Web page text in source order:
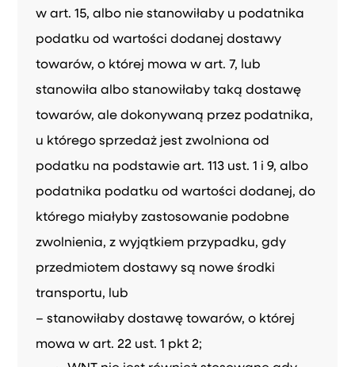
w art. 15, albo nie stanowiłaby u podatnika
podatku od wartości dodanej dostawy
towarów, o której mowa w art. 7, lub
stanowiła albo stanowiłaby taką dostawę
towarów, ale dokonywaną przez podatnika,
u którego sprzedaż jest zwolniona od
podatku na podstawie art. 113 ust. 1 i 9, albo
podatnika podatku od wartości dodanej, do
którego miałyby zastosowanie podobne
zwolnienia, z wyjątkiem przypadku, gdy
przedmiotem dostawy są nowe środki
transportu, lub
– stanowiłaby dostawę towarów, o której
mowa w art. 22 ust. 1 pkt 2;